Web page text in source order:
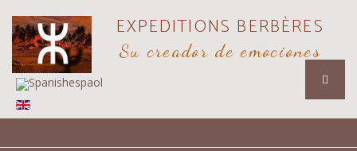
EXPEDITIONS BERBÈRES
Su creador de emociones